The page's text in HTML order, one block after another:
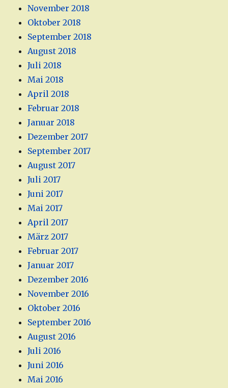
November 2018
Oktober 2018
September 2018
August 2018
Juli 2018
Mai 2018
April 2018
Februar 2018
Januar 2018
Dezember 2017
September 2017
August 2017
Juli 2017
Juni 2017
Mai 2017
April 2017
März 2017
Februar 2017
Januar 2017
Dezember 2016
November 2016
Oktober 2016
September 2016
August 2016
Juli 2016
Juni 2016
Mai 2016